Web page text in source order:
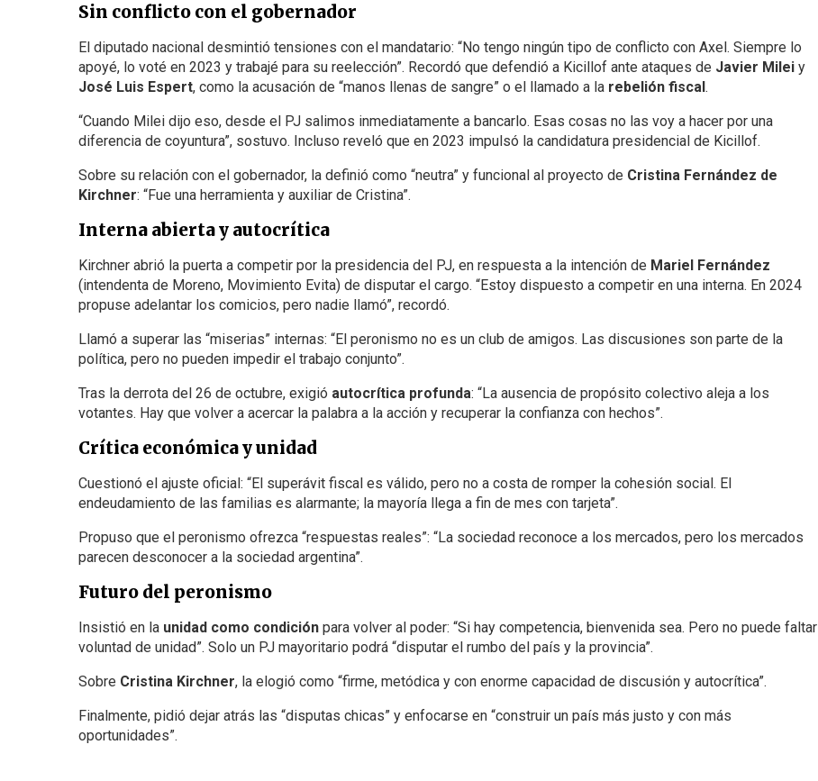
Sin conflicto con el gobernador
El diputado nacional desmintió tensiones con el mandatario: “No tengo ningún tipo de conflicto con Axel. Siempre lo
apoyé, lo voté en 2023 y trabajé para su reelección”. Recordó que defendió a Kicillof ante ataques de Javier Milei y
José Luis Espert, como la acusación de “manos llenas de sangre” o el llamado a la rebelión fiscal.
“Cuando Milei dijo eso, desde el PJ salimos inmediatamente a bancarlo. Esas cosas no las voy a hacer por una
diferencia de coyuntura”, sostuvo. Incluso reveló que en 2023 impulsó la candidatura presidencial de Kicillof.
Sobre su relación con el gobernador, la definió como “neutra” y funcional al proyecto de Cristina Fernández de
Kirchner: “Fue una herramienta y auxiliar de Cristina”.
Interna abierta y autocrítica
Kirchner abrió la puerta a competir por la presidencia del PJ, en respuesta a la intención de Mariel Fernández
(intendenta de Moreno, Movimiento Evita) de disputar el cargo. “Estoy dispuesto a competir en una interna. En 2024
propuse adelantar los comicios, pero nadie llamó”, recordó.
Llamó a superar las “miserias” internas: “El peronismo no es un club de amigos. Las discusiones son parte de la
política, pero no pueden impedir el trabajo conjunto”.
Tras la derrota del 26 de octubre, exigió autocrítica profunda: “La ausencia de propósito colectivo aleja a los
votantes. Hay que volver a acercar la palabra a la acción y recuperar la confianza con hechos”.
Crítica económica y unidad
Cuestionó el ajuste oficial: “El superávit fiscal es válido, pero no a costa de romper la cohesión social. El
endeudamiento de las familias es alarmante; la mayoría llega a fin de mes con tarjeta”.
Propuso que el peronismo ofrezca “respuestas reales”: “La sociedad reconoce a los mercados, pero los mercados
parecen desconocer a la sociedad argentina”.
Futuro del peronismo
Insistió en la unidad como condición para volver al poder: “Si hay competencia, bienvenida sea. Pero no puede faltar
voluntad de unidad”. Solo un PJ mayoritario podrá “disputar el rumbo del país y la provincia”.
Sobre Cristina Kirchner, la elogió como “firme, metódica y con enorme capacidad de discusión y autocrítica”.
Finalmente, pidió dejar atrás las “disputas chicas” y enfocarse en “construir un país más justo y con más
oportunidades”.